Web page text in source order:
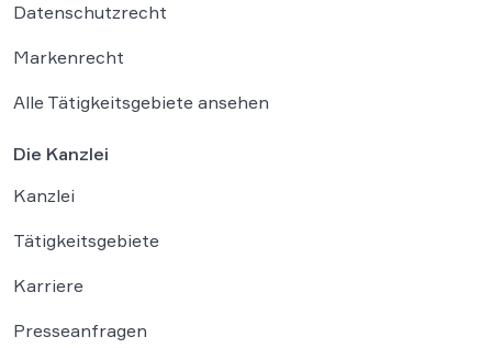
Datenschutzrecht
Markenrecht
Alle Tätigkeitsgebiete ansehen
Die Kanzlei
Kanzlei
Tätigkeitsgebiete
Karriere
Presseanfragen